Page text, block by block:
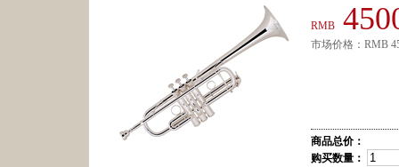
RMB
市场价格： RMB
商品总价：
购买数量：